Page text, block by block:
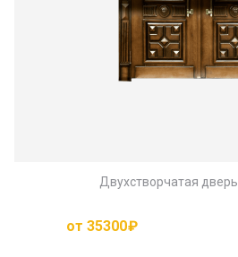
Двухстворчатая дверь
от 35300₽